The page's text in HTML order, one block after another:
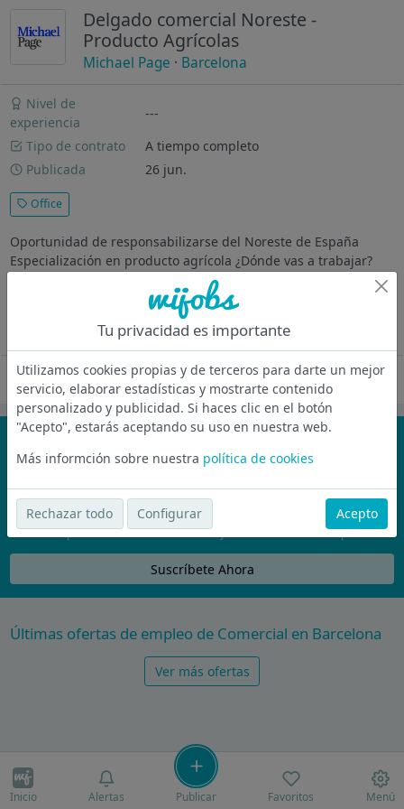
Delgado comercial Noreste -
Producto Agrícolas
Michael Page · Barcelona
Nivel de
experiencia
---
Tipo de contrato
A tiempo completo
Publicada
26 jun.
Office
Oportunidad de responsabilizarse del Noreste de España
Especialización en producto agrícola ¿Dónde vas a trabajar?
Empresa familiar multinacional, HQ en comunitat Valenciana,
fabrica productos agricolas e insumos agrícolas con
Oferta desactivada
¡No te pierdas nada!
Únete a la comunidad de wijobs y recibe por email las mejores
ofertas de empleo
Nunca compartiremos tu email con nadie y no te vamos a enviar spam
Suscríbete Ahora
Últimas ofertas de empleo de Comercial en Barcelona
Ver más ofertas
Inicio Alertas Publicar Favoritos Menú
Tu privacidad es importante
Utilizamos cookies propias y de terceros para darte un mejor
servicio, elaborar estadísticas y mostrarte contenido
personalizado y publicidad. Si haces clic en el botón
"Acepto", estarás aceptando su uso en nuestra web.
Más informción sobre nuestra política de cookies
Rechazar todo Configurar Acepto